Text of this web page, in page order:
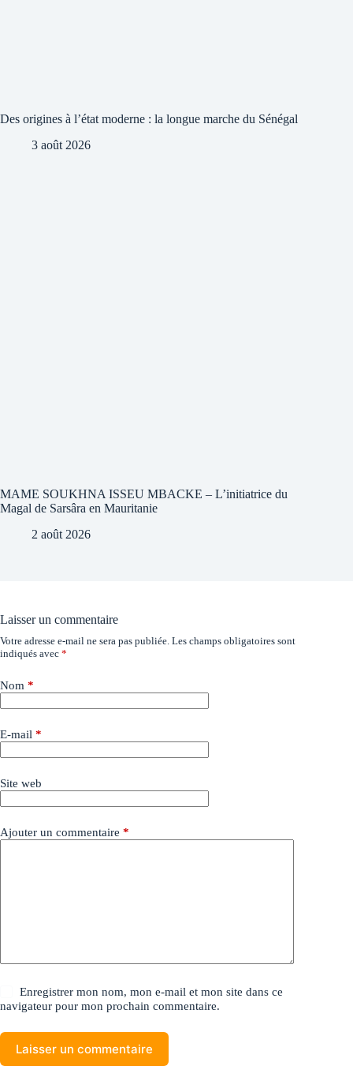
Des origines à l’état moderne : la longue marche du Sénégal
3 août 2026
MAME SOUKHNA ISSEU MBACKE – L’initiatrice du
Magal de Sarsâra en Mauritanie
2 août 2026
Laisser un commentaire
Votre adresse e-mail ne sera pas publiée. Les champs obligatoires sont
indiqués avec *
Nom *
E-mail *
Site web
Ajouter un commentaire *
Enregistrer mon nom, mon e-mail et mon site dans ce
navigateur pour mon prochain commentaire.
Laisser un commentaire